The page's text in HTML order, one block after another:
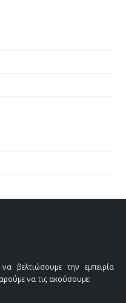
βελτιώσουμε την εμπειρία
να τις ακούσουμε: